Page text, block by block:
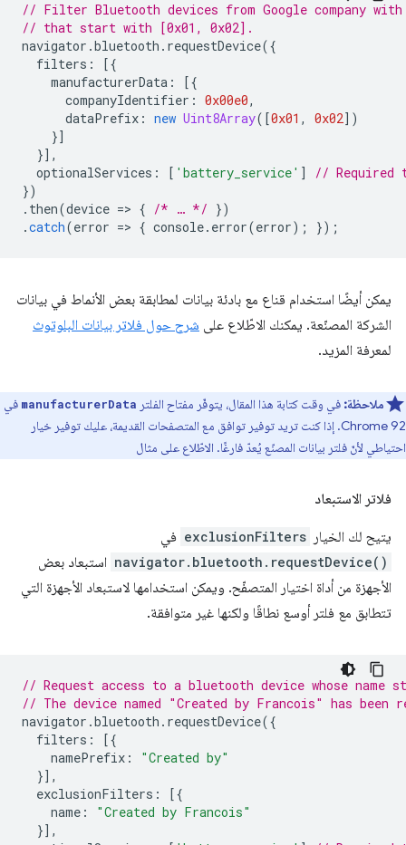
// Filter Bluetooth devices from Google company
// that start with [0x01, 0x02].
navigator .bluetooth . requestDevice({
filters :
[{
manufacturerData :
[{
companyIdentifier : 0x00e0,
dataPrefix : new Uint8Array([0x01 , 0x02])
}]
}],
optionalServices : [ 'battery_service' ]
// Required
})
. then(device => { /* … */ })
.catch(error => { console. error(error); });
يمكن أيضًا استخدام قناع مع بادئة بيانات لمطابقة بعض الأنماط في بيانات
الشركة المصنّعة. يمكنك الاطّلاع على شرح حول فلاتر بيانات البلوتوث
لمعرفة المزيد.
ملاحظة: في وقت كتابة هذا المقال، يتوفّر مفتاح الفلتر manufacturerData في
Chrome 92. إذا كنت تريد توفير توافق مع المتصفحات القديمة، عليك توفير خيار
احتياطي لأنّ فلتر بيانات المصنّع يُعدّ فارغًا. الاطّلاع على مثال
فلاتر الاستبعاد
يتيح لك الخيار exclusionFilters في
navigator.bluetooth.requestDevice() استبعاد بعض
الأجهزة من أداة اختيار المتصفّح. ويمكن استخدامها لاستبعاد الأجهزة التي
تتطابق مع فلتر أوسع نطاقًا ولكنها غير متوافقة.
// Request access to a bluetooth device whose
// The device named "Created by Francois" has been
navigator .bluetooth . requestDevice({
filters :
[{
namePrefix :
"Created by"
}],
exclusionFilters :
[{
name :
"Created by Francois"
}],